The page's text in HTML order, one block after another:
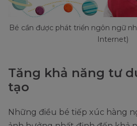
Bé cần được phát triển ngôn ngữ
Internet)
Tăng khả năng tư
tạo
Những điều bé tiếp xúc hàng